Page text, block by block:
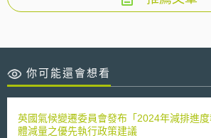
你可能還會想看
英國氣候變遷委員會發布「2024年減排進
體減量之優先執行政策建議